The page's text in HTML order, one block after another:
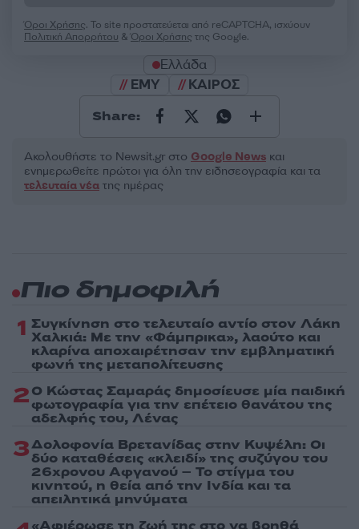
Όροι Χρήσης. Το site προστατεύεται από reCAPTCHA, ισχύουν
Πολιτική Απορρήτου &Όροι Χρήσης της Google.
Ελλάδα
ΕΜΥ
ΚΑΙΡΟΣ
Share:
Ακολουθήστε το Νewsit.gr στο Google News και
ενημερωθείτε πρώτοι για όλη την ειδησεογραφία και τα
τελευταία νέα της ημέρας
Πιο δημοφιλή
1 Συγκίνηση στο τελευταίο αντίο στον Λάκη
Χαλκιά: Με την «Φάμπρικα», λαούτο και
κλαρίνα αποχαιρέτησαν την εμβληματική
φωνή της μεταπολίτευσης
2Ο Κώστας Σαμαράς δημοσίευσε μία παιδική
φωτογραφία για την επέτειο θανάτου της
αδελφής του, Λένας
3Δολοφονία Βρετανίδας στην Κυψέλη: Οι
δύο καταθέσεις «κλειδί» της συζύγου του
26χρονου Αφγανού – Το στίγμα του
κινητού, η θεία από την Ινδία και τα
απειλητικά μηνύματα